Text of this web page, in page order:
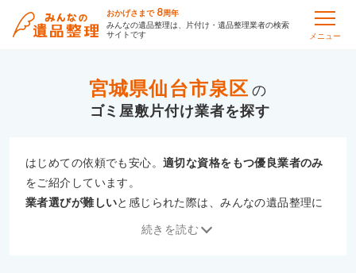
おかげさまで 8周年
みんなの遺品整理は、片付け・遺品整理業者の検索
サイトです
メニュー
宮城県仙台市泉区 の
ゴミ屋敷片付け
はじめての依頼でも安心。適切な資格をもつ優良業者のみ
をご紹介しています。
業者選びが難しいと感じられた際は、みんなの遺品整理に
続きを読む